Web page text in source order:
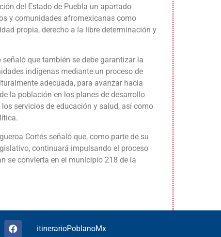
del Estado de Puebla un apartado
y comunidades afromexicanas como
propia, derecho a la libre determinación y
que también se debe garantizar la
indígenas mediante un proceso de
adecuada, para avanzar hacia
la población en los planes de desarrollo
servicios de educación y salud, así como
Cortés señaló que, como parte de su
continuará impulsando el proceso
se convierta en el municipio 218 de la
itinerarioPoblanoMx